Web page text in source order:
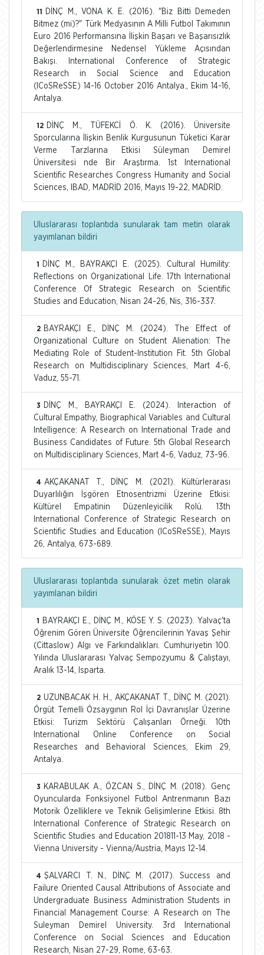
11
DİNÇ M., VONA K. E. (2016). "Biz Bitti Demeden
Bitmez (mi)?" Türk Medyasının A Milli Futbol Takımının
Euro 2016 Performansına İlişkin Başarı ve Başarısızlık
Değerlendirmesine Nedensel Yükleme Açısından
Bakışı. International Conference of Strategic
Research in Social Science and Education
(ICoSReSSE) 14-16 October 2016 Antalya., Ekim 14-16,
Antalya.
12
DİNÇ M., TÜFEKCİ Ö. K. (2016). Üniversite
Sporcularına İlişkin Benlik Kurgusunun Tüketici Karar
Verme Tarzlarına Etkisi Süleyman Demirel
Üniversitesi nde Bir Araştırma. 1st International
Scientific Researches Congress Humanity and Social
Sciences, IBAD, MADRİD 2016, Mayıs 19-22, MADRİD.
Uluslararası toplantıda sunularak tam metin olarak
yayımlanan bildiri
1
DİNÇ M., BAYRAKÇI E. (2025). Cultural Humility:
Reflections on Organizational Life. 17th International
Conference Of Strategic Research on Scientific
Studies and Education, Nisan 24-26, Nis, 316-337.
2 BAYRAKÇI E., DİNÇ M. (2024). The Effect of
Organizational Culture on Student Alienation: The
Mediating Role of Student-Institution Fit. 5th Global
Research on Multidisciplinary Sciences, Mart 4-6,
Vaduz, 55-71.
3
DİNÇ M., BAYRAKÇI E. (2024). Interaction of
Cultural Empathy, Biographical Variables and Cultural
Intelligence: A Research on International Trade and
Business Candidates of Future. 5th Global Research
on Multidisciplinary Sciences, Mart 4-6, Vaduz, 73-96.
4 AKÇAKANAT T., DİNÇ M. (2021). Kültürlerarası
Duyarlılığın İşgören Etnosentrizmi Üzerine Etkisi:
Kültürel Empatinin Düzenleyicilik Rolü. 13th
International Conference of Strategic Research on
Scientific Studies and Education (ICoSReSSE), Mayıs
26, Antalya, 673-689.
Uluslararası toplantıda sunularak özet metin olarak
yayımlanan bildiri
1
BAYRAKÇI E., DİNÇ M., KÖSE Y. S. (2023). Yalvaç'ta
Öğrenim Gören Üniversite Öğrencilerinin Yavaş Şehir
(Cittaslow) Algı ve Farkındalıkları. Cumhuriyetin 100.
Yılında Uluslararası Yalvaç Sempozyumu & Çalıştayı,
Aralık 13-14, Isparta.
2 UZUNBACAK H. H., AKÇAKANAT T., DİNÇ M. (2021).
Örgüt Temelli Özsaygının Rol İçi Davranışlar Üzerine
Etkisi: Turizm Sektörü Çalışanları Örneği. 10th
International Online Conference on Social
Researches and Behavioral Sciences, Ekim 29,
Antalya.
3
KARABULAK A., ÖZCAN S., DİNÇ M. (2018). Genç
Oyuncularda Fonksiyonel Futbol Antrenmanın Bazı
Motorik Özelliklere ve Teknik Gelişimlerine Etkisi. 8th
International Conference of Strategic Research on
Scientific Studies and Education 201811-13 May, 2018 -
Vienna University - Vienna/Austria, Mayıs 12-14.
4 ŞALVARCI T. N., DİNÇ M. (2017). Success and
Failure Oriented Causal Attributions of Associate and
Undergraduate Business Administration Students in
Financial Management Course: A Research on The
Suleyman Demirel University. 3rd International
Conference on Social Sciences and Education
Research, Nisan 27-29, Rome, 63-63.